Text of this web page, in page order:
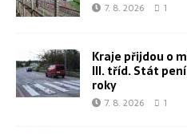
7. 8. 2026 1
Kraje přijdou o
III. tříd. Stát
roky
7. 8. 2026 1